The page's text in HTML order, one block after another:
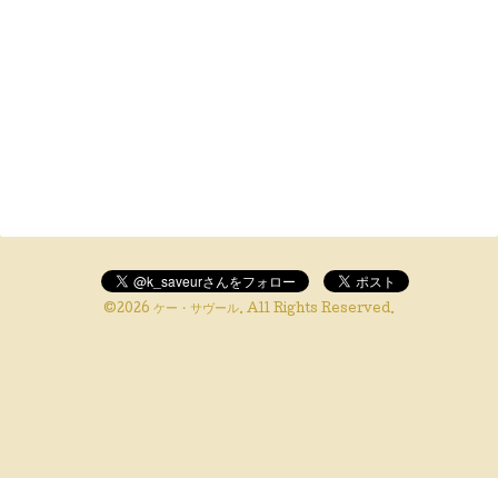
©2026 ケー・サヴール. All Rights Reserved.